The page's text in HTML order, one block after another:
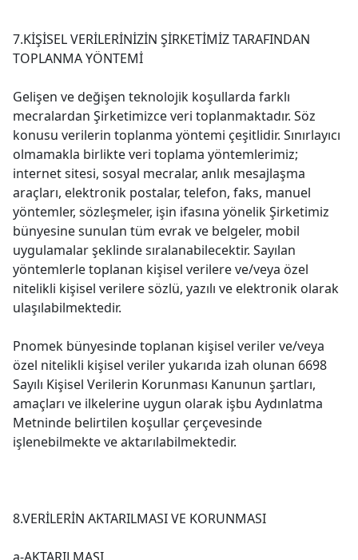
7.KİŞİSEL VERİLERİNİZİN ŞİRKETİMİZ TARAFINDAN
TOPLANMA YÖNTEMİ
Gelişen ve değişen teknolojik koşullarda farklı
mecralardan Şirketimizce veri toplanmaktadır. Söz
konusu verilerin toplanma yöntemi çeşitlidir. Sınırlayıcı
olmamakla birlikte veri toplama yöntemlerimiz;
internet sitesi, sosyal mecralar, anlık mesajlaşma
araçları, elektronik postalar, telefon, faks, manuel
yöntemler, sözleşmeler, işin ifasına yönelik Şirketimiz
bünyesine sunulan tüm evrak ve belgeler, mobil
uygulamalar şeklinde sıralanabilecektir. Sayılan
yöntemlerle toplanan kişisel verilere ve/veya özel
nitelikli kişisel verilere sözlü, yazılı ve elektronik olarak
ulaşılabilmektedir.
Pnomek bünyesinde toplanan kişisel veriler ve/veya
özel nitelikli kişisel veriler yukarıda izah olunan 6698
Sayılı Kişisel Verilerin Korunması Kanunun şartları,
amaçları ve ilkelerine uygun olarak işbu Aydınlatma
Metninde belirtilen koşullar çerçevesinde
işlenebilmekte ve aktarılabilmektedir.
8.VERİLERİN AKTARILMASI VE KORUNMASI